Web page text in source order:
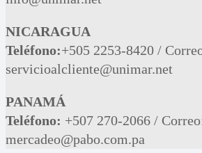
NICARAGUA
Teléfono:+505 2253-8420 /
servicioalcliente@unimar.net
PANAMÁ
Teléfono: +507 270-2066 /
mercadeo@pabo.com.pa